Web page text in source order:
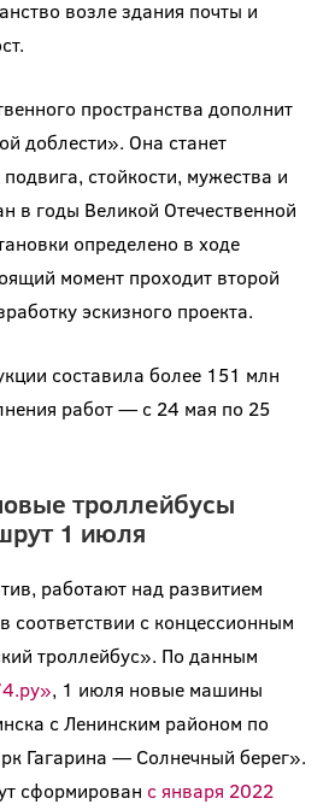
возле здания почты и
пространства дополнит
доблести». Она станет
стойкости, мужества и
в годы Великой Отечественной
определено в ходе
момент проходит второй
эскизного проекта.
составила более 151 млн
работ — с 24 мая по 25
троллейбусы
1 июля
работают над развитием
соответствии с концессионным
троллейбус». По данным
, 1 июля новые машины
с Ленинским районом по
Гагарина — Солнечный берег».
сформирован с января 2022